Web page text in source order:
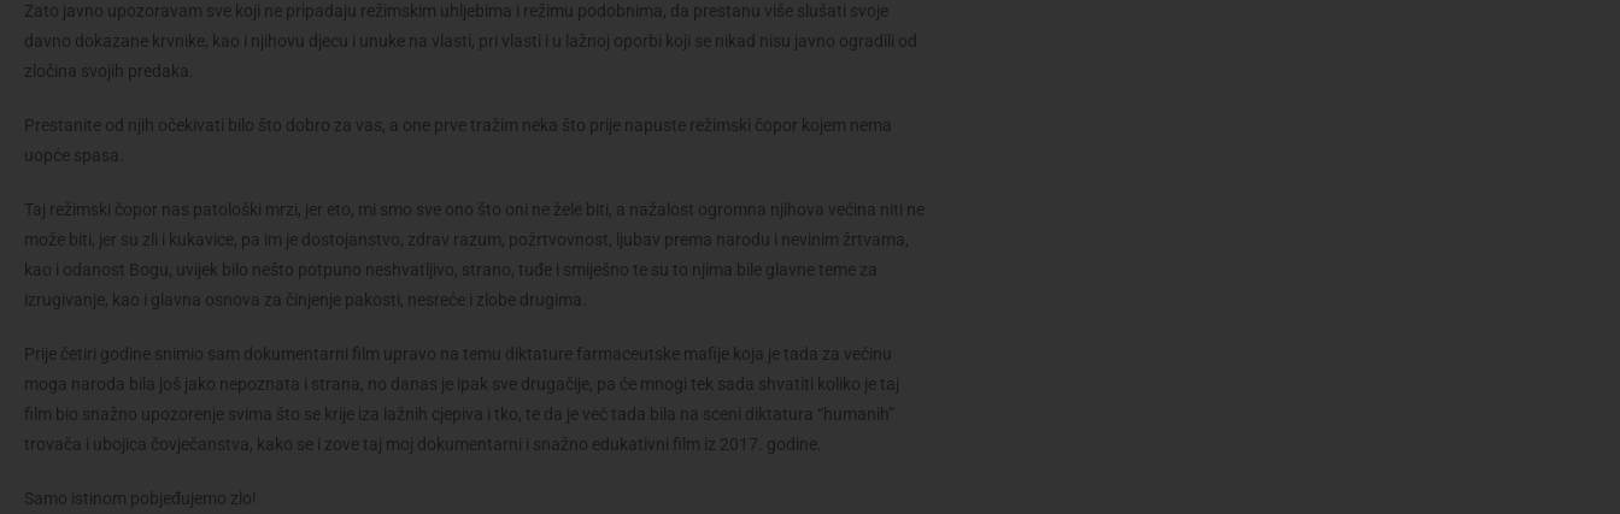
Zato javno upozoravam sve koji ne pripadaju režimskim uhljebima i režimu podobnima, da prestanu više slušati svoje
davno dokazane krvnike, kao i njihovu djecu i unuke na vlasti, pri vlasti i u lažnoj oporbi koji se nikad nisu javno ogradili od
zločina svojih predaka.
Prestanite od njih očekivati bilo što dobro za vas, a one prve tražim neka što prije napuste režimski čopor kojem nema
uopće spasa.
Taj režimski čopor nas patološki mrzi, jer eto, mi smo sve ono što oni ne žele biti, a nažalost ogromna njihova većina niti ne
može biti, jer su zli i kukavice, pa im je dostojanstvo, zdrav razum, požrtvovnost, ljubav prema narodu i nevinim žrtvama,
kao i odanost Bogu, uvijek bilo nešto potpuno neshvatljivo, strano, tuđe i smiješno te su to njima bile glavne teme za
izrugivanje, kao i glavna osnova za činjenje pakosti, nesreće i zlobe drugima.
Prije četiri godine snimio sam dokumentarni film upravo na temu diktature farmaceutske mafije koja je tada za većinu
moga naroda bila još jako nepoznata i strana, no danas je ipak sve drugačije, pa će mnogi tek sada shvatiti koliko je taj
film bio snažno upozorenje svima što se krije iza lažnih cjepiva i tko, te da je već tada bila na sceni diktatura “humanih”
trovača i ubojica čovječanstva, kako se i zove taj moj dokumentarni i snažno edukativni film iz 2017. godine.
Samo istinom pobjeđujemo zlo!